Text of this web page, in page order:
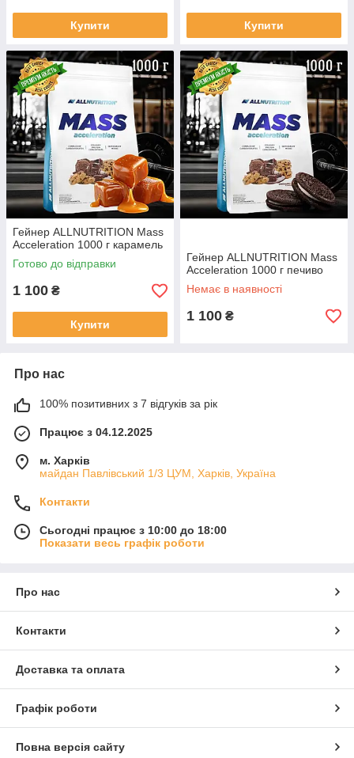
Купити Купити
Гейнер ALLNUTRITION Mass
Acceleration 1000 г карамель
Готово до відправки
1 100 ₴
Купити
Гейнер ALLNUTRITION Mass
Acceleration 1000 г печиво
Немає в наявності
1 100 ₴
Про нас
100% позитивних з 7 відгуків за рік
Працює з 04.12.2025
м. Харків
майдан Павлівський 1/3 ЦУМ, Харків, Україна
Контакти
Сьогодні працює з 10:00 до 18:00
Показати весь графік роботи
Про нас
Контакти
Доставка та оплата
Графік роботи
Повна версія сайту